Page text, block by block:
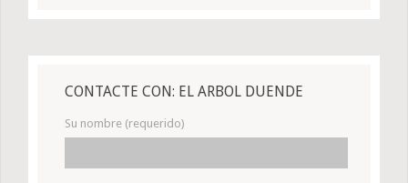
CONTACTE CON: EL ARBOL DUENDE
Su nombre (requerido)